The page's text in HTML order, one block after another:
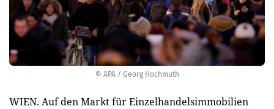
© APA / Georg Hochmuth
WIEN. Auf den Markt für Einzelhandelsimmobilien